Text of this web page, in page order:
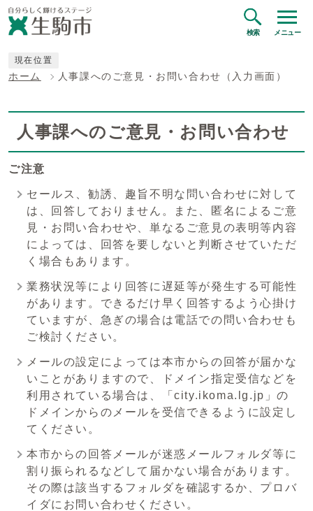
検索 メニュー
現在位置
ホーム 人事課へのご意見・お問い合わせ（入力画面）
人事課へのご意見・お問い合わせ
ご注意
セールス、勧誘、趣旨不明な問い合わせに対して
は、回答しておりません。また、匿名によるご意
見・お問い合わせや、単なるご意見の表明等内容
によっては、回答を要しないと判断させていただ
く場合もあります。
業務状況等により回答に遅延等が発生する可能性
があります。できるだけ早く回答するよう心掛け
ていますが、急ぎの場合は電話での問い合わせも
ご検討ください。
メールの設定によっては本市からの回答が届かな
いことがありますので、ドメイン指定受信などを
利用されている場合は、「city.ikoma.lg.jp」の
ドメインからのメールを受信できるように設定し
てください。
本市からの回答メールが迷惑メールフォルダ等に
割り振られるなどして届かない場合があります。
その際は該当するフォルダを確認するか、プロバ
イダにお問い合わせください。